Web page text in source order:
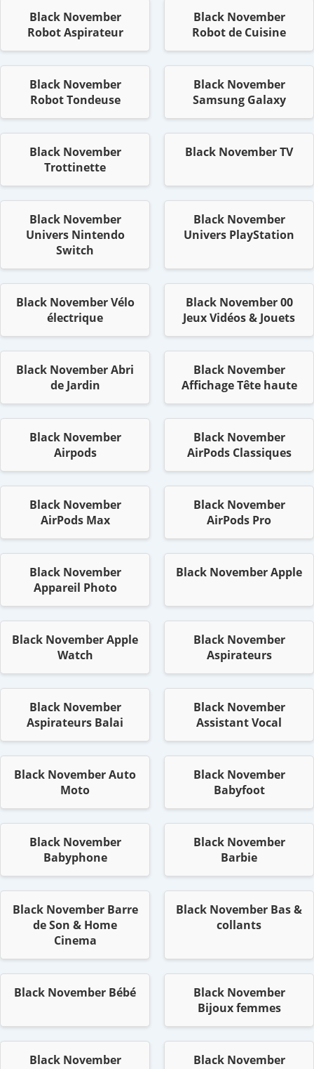
Black November
Robot Aspirateur
Black November
Robot de Cuisine
Black November
Robot Tondeuse
Black November
Samsung Galaxy
Black November
Trottinette
Black November TV
Black November
Univers Nintendo
Switch
Black November
Univers PlayStation
Black November Vélo
électrique
Black November 00
Jeux Vidéos & Jouets
Black November Abri
de Jardin
Black November
Affichage Tête haute
Black November
Airpods
Black November
AirPods Classiques
Black November
AirPods Max
Black November
AirPods Pro
Black November
Appareil Photo
Black November Apple
Black November Apple
Watch
Black November
Aspirateurs
Black November
Aspirateurs Balai
Black November
Assistant Vocal
Black November Auto
Moto
Black November
Babyfoot
Black November
Babyphone
Black November
Barbie
Black November Barre
de Son & Home
Cinema
Black November Bas &
collants
Black November Bébé
Black November
Bijoux femmes
Black November
Black November